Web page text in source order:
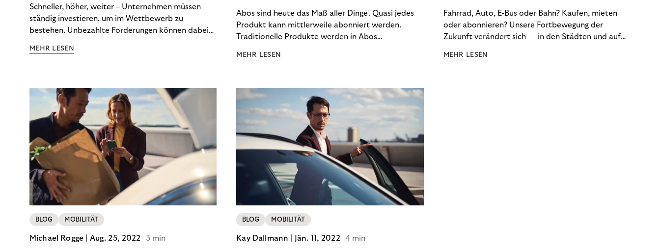
Schneller, höher, weiter – Unternehmen müssen
ständig investieren, um im Wettbewerb zu
bestehen. Unbezahlte Forderungen können dabei
leiden. Und die Kosten für das
abhalten. Wenn das Kapital für den nächsten
Innovationsschritt knapp ist, empfehle ich den
Forderungsverkauf als gute Alternative.
MEHR LESEN
Abos sind heute das Maß aller Dinge. Quasi jedes
Produkt kann mittlerweile abonniert werden.
Traditionelle Produkte werden in Abos
Anfang an im Abo. Sie möchten auch am Abomarkt
Einnahmestrom und Sie bekommen schnelles
Feedback von Ihren Kund:innen.
MEHR LESEN
Fahrrad, Auto, E-Bus oder Bahn? Kaufen, mieten
oder abonnieren? Unsere Fortbewegung der
Zukunft verändert sich — in den Städten und auf
Mobilitätsexperte Don Dahlmann in unserem
MEHR LESEN
BLOG MOBILITÄT
Michael Rogge | Aug. 25, 2022 3 min
BLOG MOBILITÄT
Kay Dallmann | Jän. 11, 2022 4 min